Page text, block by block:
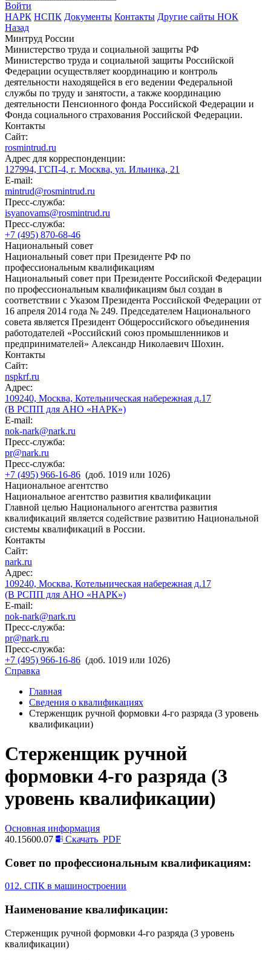
Войти
НАРК НСПК Документы Контакты Другие сайты НОК
Назад
Минтруд России
Министерство труда и социальной защиты РФ
Министерство труда и социальной защиты Российской
Федерации осуществляет координацию и контроль
деятельности находящейся в его ведении Федеральной
службы по труду и занятости, а также координацию
деятельности Пенсионного фонда Российской Федерации и
Фонда социального страхования Российской Федерации.
Контакты
Сайт:
rosmintrud.ru
Адрес для корреспонденции:
127994, ГСП-4, г. Москва, ул. Ильинка, 21
E-mail:
mintrud@rosmintrud.ru
Пресс-служба:
isyanovams@rosmintrud.ru
Пресс-служба:
+7 (495) 870-68-46
Национальный совет
Национальный совет при Президенте РФ по
профессиональным квалификациям
Национальный совет при Президенте Российской Федерации
по профессиональным квалификациям был создан в
соответствии с Указом Президента Российской Федерации от
16 апреля 2014 года № 249. Председателем Национального
совета является Президент Общероссийского объединения
работодателей «Российский союз промышленников и
предпринимателей» Александр Николаевич Шохин.
Контакты
Сайт:
nspkrf.ru
Адрес:
109240, Москва, Котельническая набережная д.17
(В РСПП для АНО «НАРК»)
E-mail:
nok-nark@nark.ru
Пресс-служба:
pr@nark.ru
Пресс-служба:
+7 (495) 966-16-86 (доб. 1019 или 1026)
Национальное агентство
Национальное агентство развития квалификации
Главной целью Национального агентства развития
квалификаций является содействие развитию Национальной
системы квалификаций в России.
Контакты
Сайт:
nark.ru
Адрес:
109240, Москва, Котельническая набережная д.17
(В РСПП для АНО «НАРК»)
E-mail:
nok-nark@nark.ru
Пресс-служба:
pr@nark.ru
Пресс-служба:
+7 (495) 966-16-86 (доб. 1019 или 1026)
Справка
Главная
Сведения о квалификациях
Стерженщик ручной формовки 4-го разряда (3 уровень
квалификации)
Стерженщик ручной
формовки 4-го разряда (3
уровень квалификации)
Основная информация
40.15600.07
Скачать PDF
Совет по профессиональным квалификациям:
012. СПК в машиностроении
Наименование квалификации:
Стерженщик ручной формовки 4-го разряда (3 уровень
квалификации)